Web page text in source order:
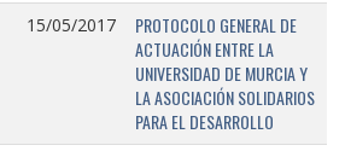
15/05/2017
PROTOCOLO GENERAL DE
ACTUACIÓN ENTRE LA
UNIVERSIDAD DE MURCIA Y
LA ASOCIACIÓN SOLIDARIOS
PARA EL DESARROLLO